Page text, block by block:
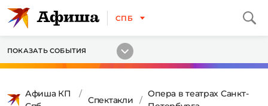
СПБ
ПОКАЗАТЬ СОБЫТИЯ
Афиша КП
Спектакли
Опера в театрах Санкт-